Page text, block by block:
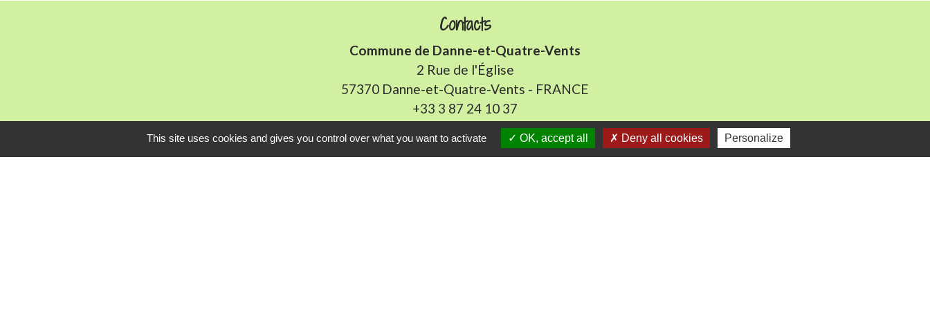
Contacts
Commune de Danne-et-Quatre-Vents
2 Rue de l'Église
57370 Danne-et-Quatre-Vents - FRANCE
+33 3 87 24 10 37
Accueil en mairie :
This site uses cookies and gives you control over what you want to activate OK, accept all Deny all cookies Personalize